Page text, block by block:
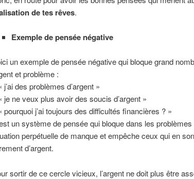
de tes rêves.
Exemple de pensée négative
un exemple de pensée négative qui bloque grand
et problème :
j’ai des problèmes d’argent »
je ne veux plus avoir des soucis d’argent »
pourquoi j’ai toujours des difficultés financières ? »
un système de pensée qui bloque dans les
perpétuelle de manque et empêche ceux qui en
d’argent.
sortir de ce cercle vicieux, l’argent ne doit plus être